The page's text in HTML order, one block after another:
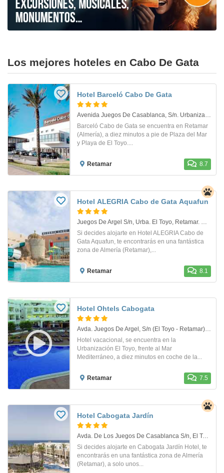
Los mejores hoteles en Cabo De Gata
Hotel Barceló Cabo De Gata
Avenida Juegos De Casablanca, S/n. Urbanización El Toyo. Retamar
Barceló Cabo de Gata se encuentra en Retamar
(Almería), a diez minutos a pie de Plaza del Mar
y Playa de El Toyo....
Retamar 8.7
Hotel ALEGRIA Cabo de Gata Aquafun
Juegos De Argel S/n, Urba. El Toyo, Retamar. Retamar
Si decides alojarte en Hotel ALEGRIA Cabo de
Gata Aquafun, te encontrarás en una fantástica
zona de Almería (Retamar),...
Retamar 8.1
Hotel Ohtels Cabogata
Avda. Juegos De Argel, S/n (El Toyo - Retamar). Retamar
Hotel vacacional, se encuentra en la
Urbanización El Toyo, frente al Mar
Mediterráneo, a diez minutos en coche de la...
Retamar 7.5
Hotel Cabogata Jardín
Avda. De Los Juegos De Casablanca S/n, El Toyo. Retamar
Si decides alojarte en Cabogata Jardín Hotel, te
encontrarás en una fantástica zona de Almería
(Retamar), a solo unos...